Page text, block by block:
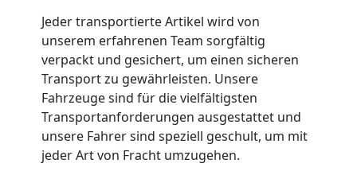
Jeder transportierte Artikel wird von
unserem erfahrenen Team sorgfältig
verpackt und gesichert, um einen sicheren
Transport zu gewährleisten. Unsere
Fahrzeuge sind für die vielfältigsten
Transportanforderungen ausgestattet und
unsere Fahrer sind speziell geschult, um mit
jeder Art von Fracht umzugehen.
Leonding
Beiladung
Leonding